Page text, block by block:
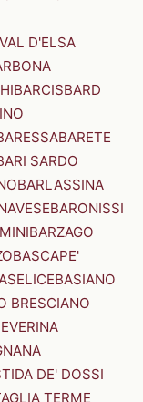
D'ELSA
BARCISBARD
BARETE
SARDO
BARLASSINA
BARONISSI
BARZAGO
BASCAPE'
BASIANO
BRESCIANO
DE' DOSSI
TERME